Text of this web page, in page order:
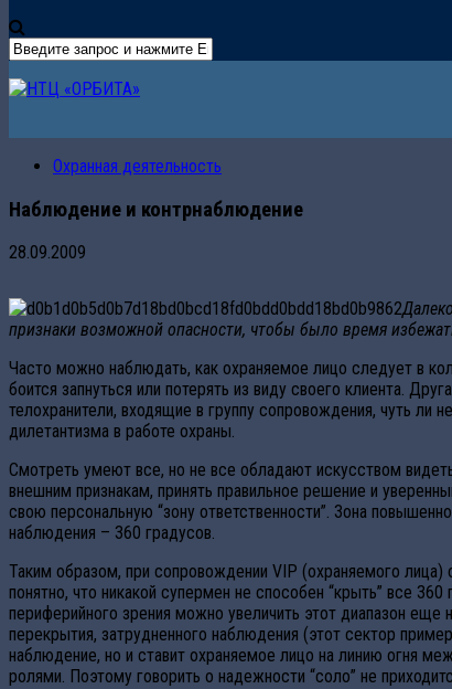
Охранная деятельность
Наблюдение и контрнаблюдение
28.09.2009
признаки возможной опасности, чтобы было время
Часто можно наблюдать, как охраняемое лицо следует в
боится запнуться или потерять из виду своего клиента.
телохранители, входящие в группу сопровождения, чуть ли
дилетантизма в работе охраны.
Смотреть умеют все, но не все обладают искусством
внешним признакам, принять правильное решение и
свою персональную “зону ответственности”. Зона
наблюдения – 360 градусов.
Таким образом, при сопровождении VIP (охраняемого
понятно, что никакой супермен не способен “крыть” все
периферийного зрения можно увеличить этот диапазон
перекрытия, затрудненного наблюдения (этот сектор
наблюдение, но и ставит охраняемое лицо на линию огня
ролями. Поэтому говорить о надежности “соло” не